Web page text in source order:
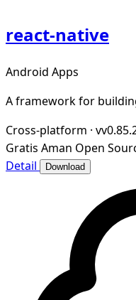
react-native
Android Apps
A framework for
Cross-platform ·
Gratis Aman Open
Detail
Download